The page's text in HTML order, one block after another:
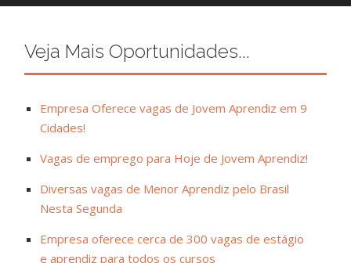
Veja Mais Oportunidades...
Empresa Oferece vagas de Jovem Aprendiz em 9
Cidades!
Vagas de emprego para Hoje de Jovem Aprendiz!
Diversas vagas de Menor Aprendiz pelo Brasil
Nesta Segunda
Empresa oferece cerca de 300 vagas de estágio
e aprendiz para todos os cursos